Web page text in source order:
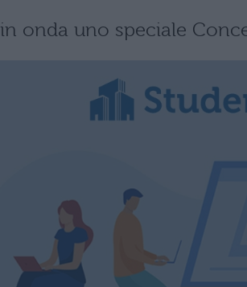
onda uno speciale